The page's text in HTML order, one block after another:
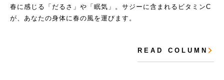
春に感じる「だるさ」や「眠気」。サジーに含まれるビタミンC
が、あなたの身体に春の風を運びます。
R E A D C O L U M N